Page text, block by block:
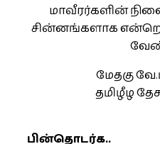
மாவீரர்களின்
சின்னங்களாக
மேதகு
தமிழீழ
பின்தொடர்க..